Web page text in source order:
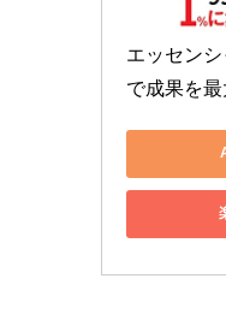
エッセン
で成果を